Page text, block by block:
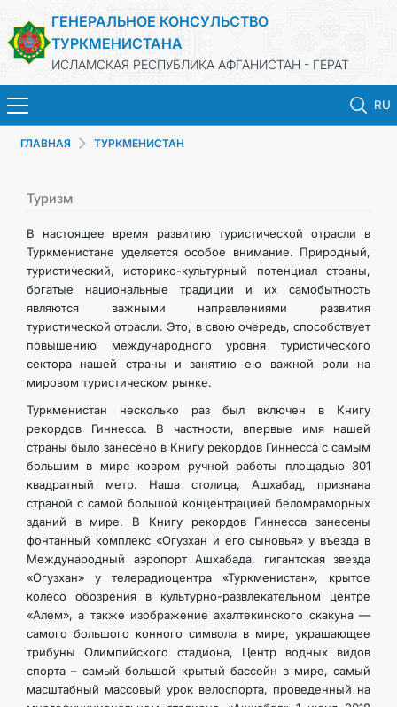
ГЕНЕРАЛЬНОЕ КОНСУЛЬСТВО
ТУРКМЕНИСТАНА
ИСЛАМСКАЯ РЕСПУБЛИКА АФГАНИСТАН - ГЕРАТ
RU
ГЛАВНАЯ
ТУРКМЕНИСТАН
КОНСУЛЬСКИЕ УСЛУГИ
МИД
КОНТАКТНЫЕ ДАННЫЕ
ГЛАВНАЯ ТУРКМЕНИСТАН
Туризм
В настоящее время развитию туристической отрасли в
Туркменистане уделяется особое внимание. Природный,
туристический, историко-культурный потенциал страны,
богатые национальные традиции и их самобытность
являются важными направлениями развития
туристической отрасли. Это, в свою очередь, способствует
повышению международного уровня туристического
сектора нашей страны и занятию ею важной роли на
мировом туристическом рынке.
Туркменистан несколько раз был включен в Книгу
рекордов Гиннесса. В частности, впервые имя нашей
страны было занесено в Книгу рекордов Гиннесса с самым
большим в мире ковром ручной работы площадью 301
квадратный метр. Наша столица, Ашхабад, признана
страной с самой большой концентрацией беломраморных
зданий в мире. В Книгу рекордов Гиннесса занесены
фонтанный комплекс «Огузхан и его сыновья» у въезда в
Международный аэропорт Ашхабада, гигантская звезда
«Огузхан» у телерадиоцентра «Туркменистан», крытое
колесо обозрения в культурно-развлекательном центре
«Алем», а также изображение ахалтекинского скакуна —
самого большого конного символа в мире, украшающее
трибуны Олимпийского стадиона, Центр водных видов
спорта – самый большой крытый бассейн в мире, самый
масштабный массовый урок велоспорта, проведенный на